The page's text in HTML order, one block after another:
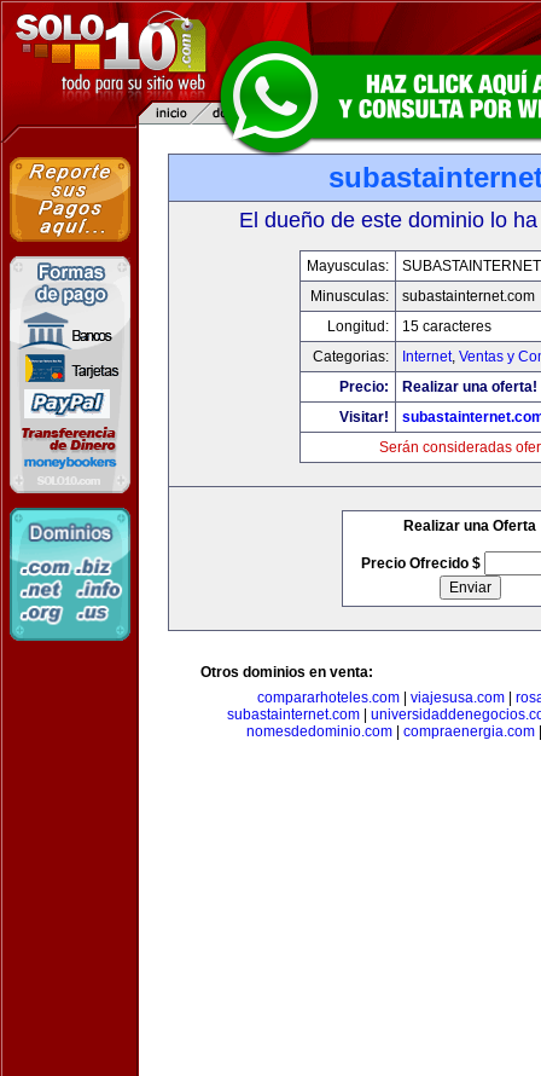
El dueño de este dominio lo
Mayusculas:
Minusculas:
subastainternet.com
Longitud:
15 caracteres
Categorias:
Internet, Ventas y
Precio:
Realizar una oferta!
Visitar!
Serán consideradas
Realizar una Oferta
Precio Ofrecido $
Otros dominios en venta:
compararhoteles.com| viajesusa.com|
subastainternet.com|
nomesdedominio.com| compraenergia.com